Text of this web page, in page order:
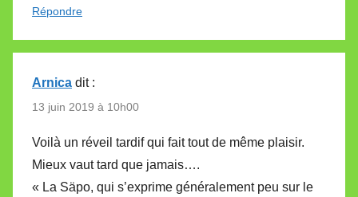
Répondre
Arnica dit :
13 juin 2019 à 10h00
Voilà un réveil tardif qui fait tout de même plaisir.
Mieux vaut tard que jamais….
« La Säpo, qui s’exprime généralement peu sur le